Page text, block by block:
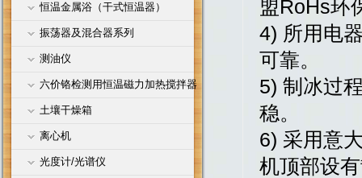
恒温金属浴（干式恒温器）
振荡器及混合器系列
测油仪
六价铬检测用恒温磁力加热搅拌器
土壤干燥箱
离心机
光度计/光谱仪
盟RoHs环
4) 所用电
可靠。
5) 制冰过
稳。
6) 采用意
机顶部设